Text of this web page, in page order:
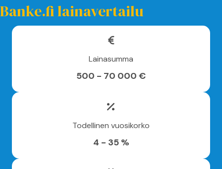
Banke.fi lainavertailu
Lainasumma
500 - 70 000 €
Todellinen vuosikorko
4 - 35 %